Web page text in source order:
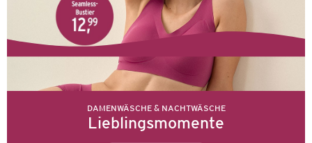
DAMENWÄSCHE & NACHTWÄSCHE
Lieblingsmomente